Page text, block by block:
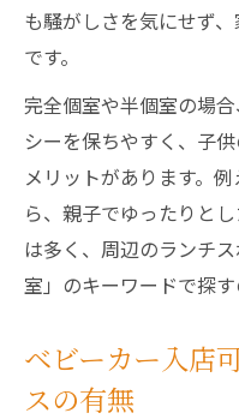
も騒がしさを気にせず
です。
完全個室や半個室の場
シーを保ちやすく、子
メリットがあります。
ら、親子でゆったりと
は多く、周辺のランチ
室」のキーワードで探す
ベビーカー入店
スの有無